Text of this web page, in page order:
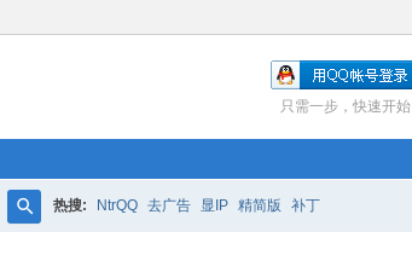
只需一步，快速开始
热搜: NtrQQ 去广告 显IP 精简版 补丁